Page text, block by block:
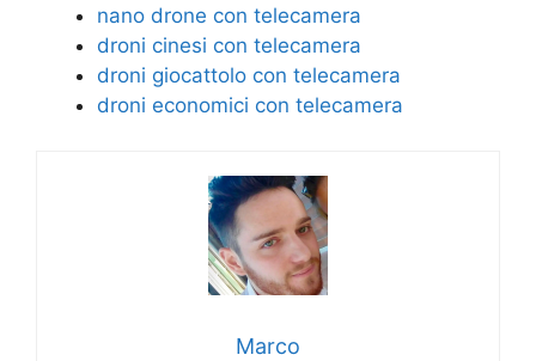
nano drone con telecamera
droni cinesi con telecamera
droni giocattolo con telecamera
droni economici con telecamera
Marco